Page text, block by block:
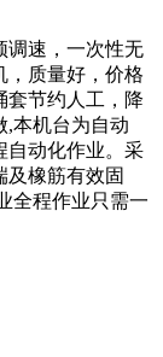
调速，一次性无
，质量好，价格
套节约人工，降
,本机台为自动
自动化作业。采
及橡筋有效固
全程作业只需一